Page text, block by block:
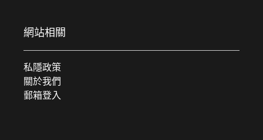
網站相關
私隱政策
關於我們
郵箱登入